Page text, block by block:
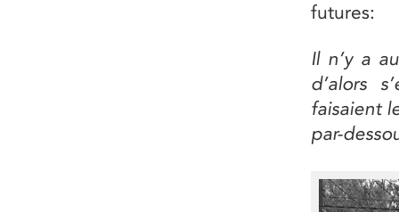
futures:
Il n’y a
d’alors
faisaient
par-